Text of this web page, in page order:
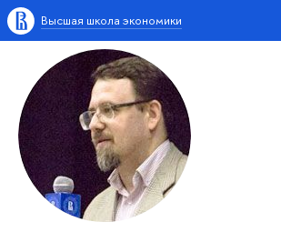
Высшая школа экономики